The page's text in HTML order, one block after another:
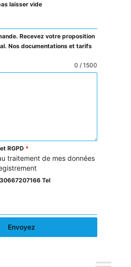
laisser vide
Recevez votre proposition
Nos documentations et tarifs
0 / 1500
RGPD *
traitement de mes données
Tel
Envoyez